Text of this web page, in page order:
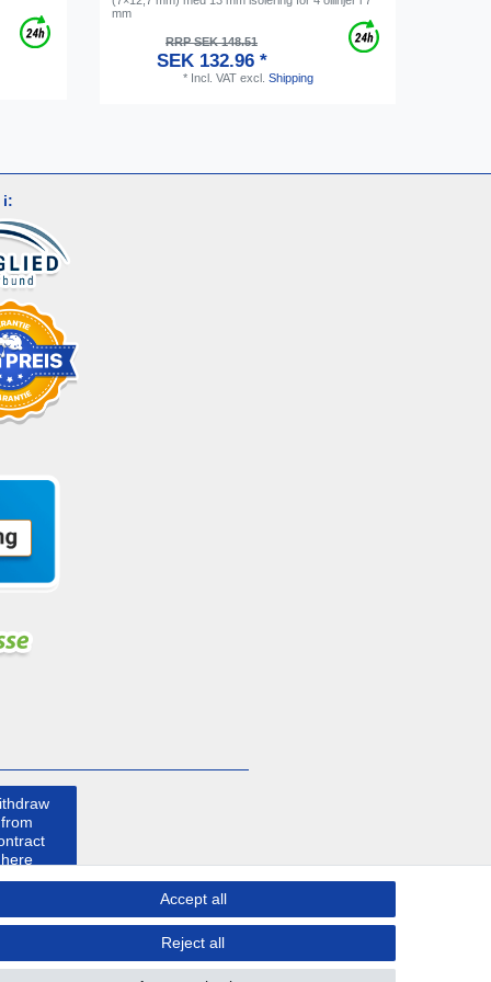
mm
RRP SEK 148.51
SEK 132.96 *
* Incl. VATexcl. Shipping
i:
Accept all
Reject all
from
here